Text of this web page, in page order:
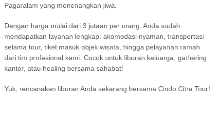
Pagaralam yang menenangkan jiwa.
Dengan harga mulai dari 3 jutaan per orang, Anda sudah
mendapatkan layanan lengkap: akomodasi nyaman, transportasi
selama tour, tiket masuk objek wisata, hingga pelayanan ramah
dari tim profesional kami. Cocok untuk liburan keluarga, gathering
kantor, atau healing bersama sahabat!
Yuk, rencanakan liburan Anda sekarang bersama Cindo Citra Tour!